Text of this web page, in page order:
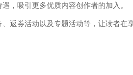
，吸引更多优质内容创作者的加入。
返券活动以及专题活动等，让读者在